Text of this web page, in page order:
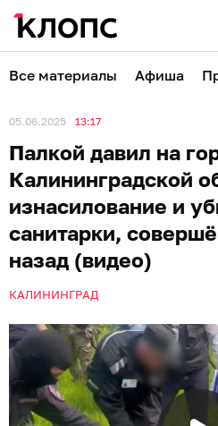
Все материалы Афиша
05.06.2025 13:17
Палкой давил на
Калининградской
изнасилование и
санитарки,
назад (видео)
КАЛИНИНГРАД